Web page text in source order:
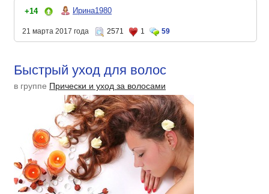
+14 Ирина1980
21 марта 2017 года 2571 1 59
Быстрый уход для волос
в группе Прически и уход за волосами